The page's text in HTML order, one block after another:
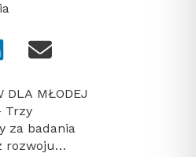
DLA MŁODEJ
Trzy
za badania
rozwoju